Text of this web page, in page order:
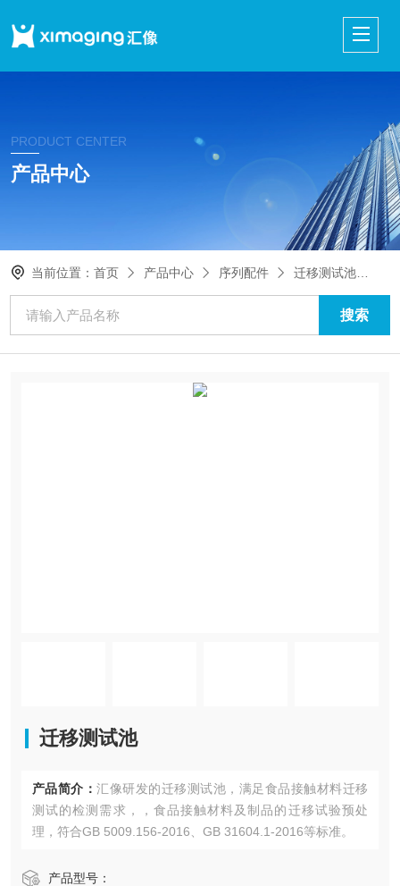
PRODUCT CENTER
产品中心
当前位置：首页 产品中心 序列配件 迁移测试池
迁移测试池
产品简介： 汇像研发的迁移测试池，满足食品接触材料迁移
测试的检测需求，，食品接触材料及制品的迁移试验预处
理，符合GB 5009.156-2016、GB 31604.1-2016等标准。
产品型号：